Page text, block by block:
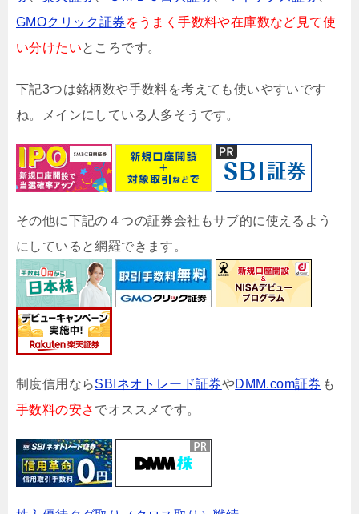
GMOクリック証券 をうまく手数料や在庫数など見て使
い分けたいところです。
下記3つは銘柄数や手数料を考えても使いやすいです
ね。メインにしている人多そうです。
その他に下記の４つの証券会社もサブ的に使えるよう
にしていると網羅できます。
制度信用ならSBIネオトレード証券やDMM.com証券 も
手数料の安さ でオススメです。